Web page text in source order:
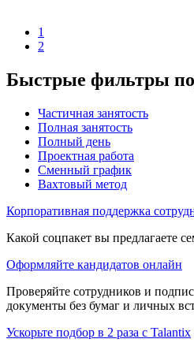
1
2
Быстрые фильтры
Частичная занятость
Полная занятость
Полный день
Проектная работа
Сменный график
Вахтовый метод
Корпоративная поддержка
Какой соцпакет вы предлагаете
Оформляйте кандидатов онлайн
Проверяйте сотрудников и
документы без бумаг и личных
Ускорьте подбор в 2 раза с Talantix